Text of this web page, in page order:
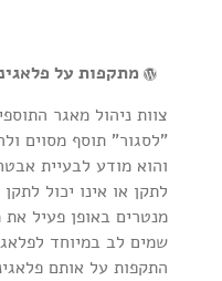
מתקפות על
צוות ניהול מאגר
"לסגור" תוסף מסוים
והוא מודע לבעיית
לתקן או אינו יכול
מנטרים באופן פעיל
שמים לב במיוחד
התקפות על אותם